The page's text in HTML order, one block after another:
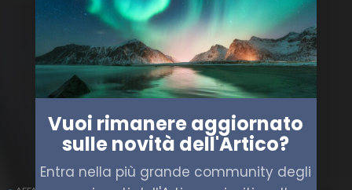
Vuoi rimanere aggiornato
sulle novità dell'Artico?
Entra nella più grande community degli